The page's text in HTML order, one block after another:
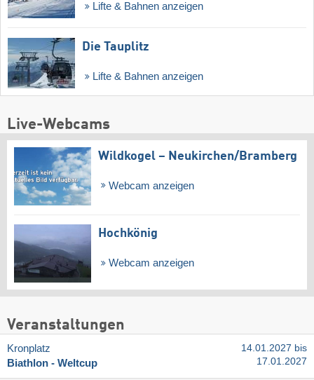
Lifte & Bahnen anzeigen
Die Tauplitz
Lifte & Bahnen anzeigen
Live-Webcams
Wildkogel – Neukirchen/​Bramberg
Webcam anzeigen
Hochkönig
Webcam anzeigen
Veranstaltungen
Kronplatz
Biathlon - Weltcup
14.01.2027 bis
17.01.2027